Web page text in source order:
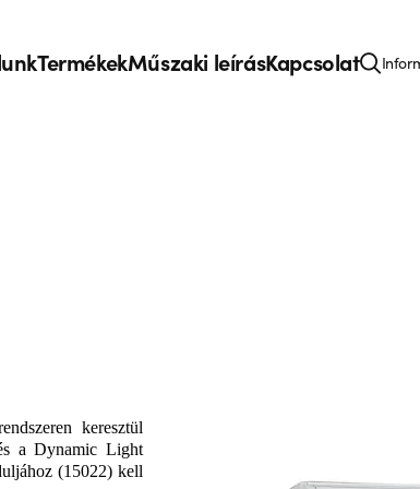
TermékekMűszaki leírásKapcsolat
keresztül
a Dynamic Light
(15022) kell